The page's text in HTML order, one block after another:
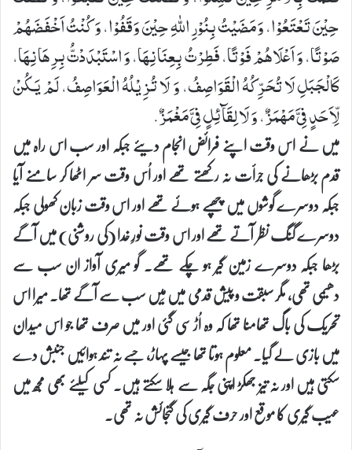
حِیْنَ تَعْتَعُوْا، وَمَضَیْتُ بِنُوْرِ اللهِ حِیْنَ وَقَفُوْا، وَ كُنْتُ اَخْفَضَهُمْ
صَوْتًا، وَ اَعْلَاهُمْ فَوْتًا، فَطِرْتُ بِعِنَانِهَا، وَ اسْتَبْدَدْتُّ بِرِهَانِهَا،
كَالْجَبَلِ لَا تُحَرِّكُهُ الْقَوَاصِفُ، وَ لَا تُزِیْلُهُ الْعَوَاصِفُ، لَمْ یَكُنْ
لِّاَحَدٍ فِیَّ مَهْمَزٌ، وَ لَا لِقَآئِلٍ فِیَّ مَغْمَزٌ.
میں نے اس وقت اپنے فرائض انجام دیئے جبکہ اور سب اس راہ میں
قدم بڑھانے کی جرأت نہ رکھتے تھے اور اُس وقت سر اٹھا کر سامنے آیا
جبکہ دوسرے گوشوں میں چھپے ہوئے تھے اور اس وقت زبان کھولی جبکہ
دوسرے گنگ نظر آتے تھے اور اس وقت نورِ خدا (کی روشنی) میں آگے
بڑھا جبکہ دوسرے زمین گیر ہو چکے تھے۔ گو میری آواز ان سب سے
دھیمی تھی، مگر سبقت و پیش قدمی میں مَیں سب سے آگے تھا۔ میرا اس
تحریک کی باگ تھامنا تھا کہ وہ اُڑ سی گئی اور میں صرف تھا جو اس میدان
میں بازی لے گیا۔ معلوم ہوتا تھا جیسے پہاڑ، جسے نہ تند ہوائیں جنبش دے
سکتی ہیں اور نہ تیز جھکڑ اپنی جگہ سے ہلا سکتے ہیں۔ کسی کیلئے بھی مجھ میں
عیب گیری کا موقع اور حرف گیری کی گنجائش نہ تھی۔